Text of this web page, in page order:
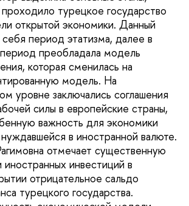
турецкое государство
открытой экономики. Данный
период этатизма, далее в
преобладала модель
которая сменилась на
модель. На
уровне заключались соглашения
силы в европейские страны,
важность для экономики
в иностранной валюте.
отмечает существенную
инвестиций в
отрицательное сальдо
турецкого государства.